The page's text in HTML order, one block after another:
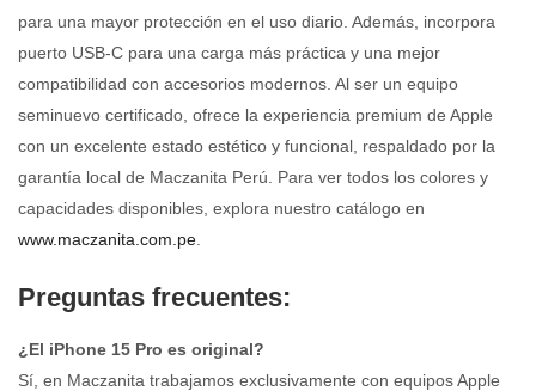
para una mayor protección en el uso diario. Además, incorpora
puerto USB-C para una carga más práctica y una mejor
compatibilidad con accesorios modernos. Al ser un equipo
seminuevo certificado, ofrece la experiencia premium de Apple
con un excelente estado estético y funcional, respaldado por la
garantía local de Maczanita Perú. Para ver todos los colores y
capacidades disponibles, explora nuestro catálogo en
www.maczanita.com.pe
Preguntas frecuentes:
¿El iPhone 15 Pro es original?
Sí, en Maczanita trabajamos exclusivamente con equipos Apple